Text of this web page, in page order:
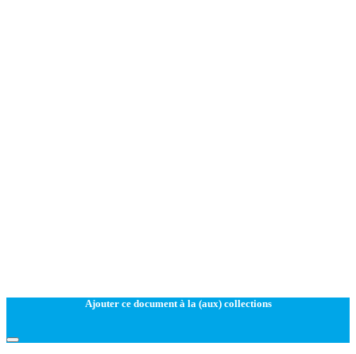
Ajouter ce document à la (aux) collections